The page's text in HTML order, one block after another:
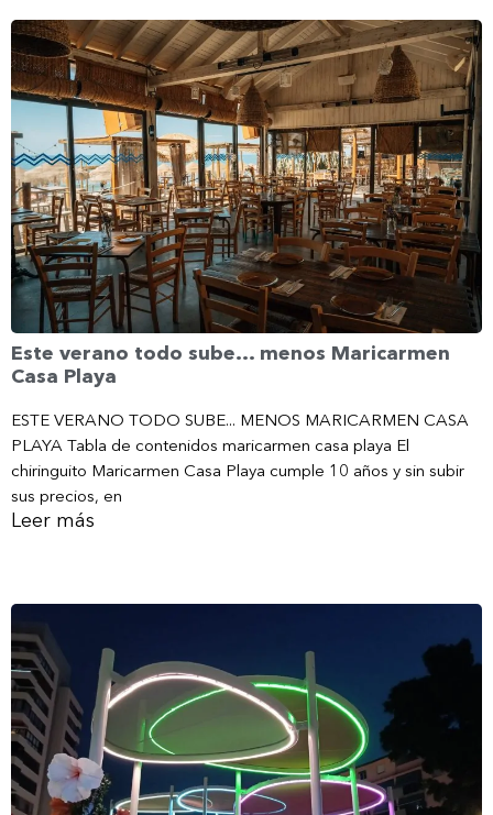
Este verano todo sube… menos Maricarmen
Casa Playa
ESTE VERANO TODO SUBE... MENOS MARICARMEN CASA
PLAYA Tabla de contenidos maricarmen casa playa El
chiringuito Maricarmen Casa Playa cumple 10 años y sin subir
sus precios, en
Leer más